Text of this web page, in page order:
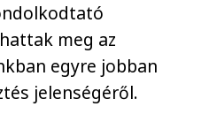
meg az
egyre jobban
jelenségéről.